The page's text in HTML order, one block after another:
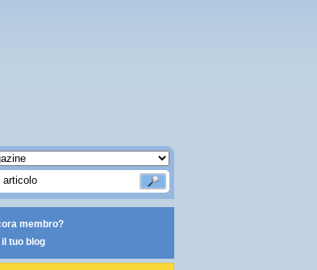
membro?
il tuo blog